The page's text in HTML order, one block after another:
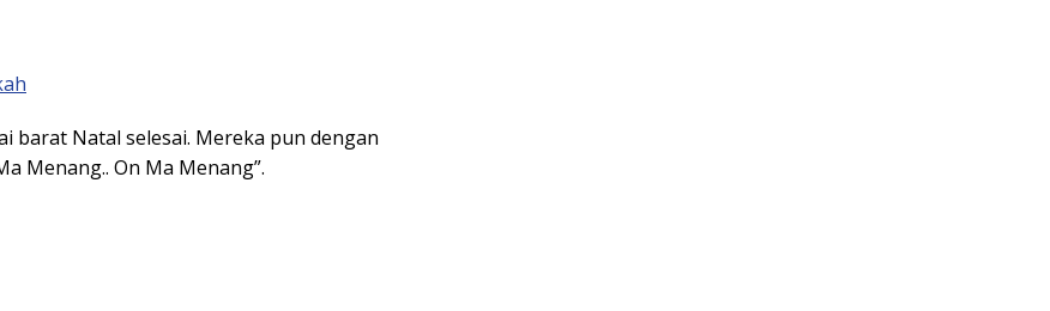
barat Natal selesai. Mereka pun dengan
Menang.. On Ma Menang”.